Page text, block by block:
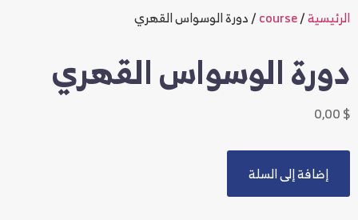
الرئيسية/
course/ دورة الوسواس القهري
دورة الوسواس القهري
0,00$
إضافة إلى السلة